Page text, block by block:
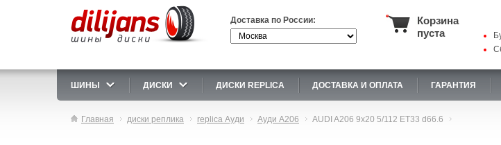
Доставка по России:
Корзина
пуста
ШИНЫ ДИСКИ ДИСКИ REPLICA ДОСТАВКА И ОПЛАТА ГАРАНТИЯ
Главная диски реплика replica Ауди Ауди A206 AUDI A206 9x20 5/112 ET33 d66.6